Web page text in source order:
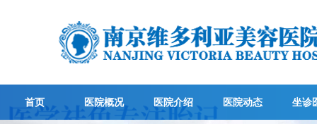
首页 医院概况 医院介绍 医院动态 坐诊